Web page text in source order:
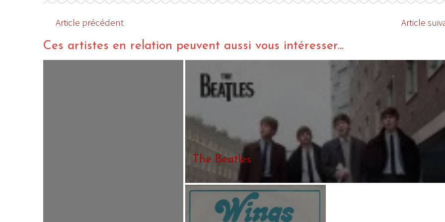
Article précédent Article
Ces artistes en relation peuvent aussi vous intéresser...
The Beatles
LE GROS RIFFIFI – Surfin’
The Covers !!!
LE GROS RIFFIFI
LE GROS RIFFIFI –
Littératurock !!!